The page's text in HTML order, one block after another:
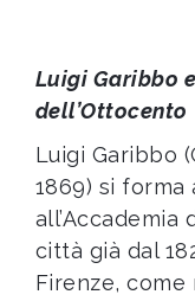
Luigi Garibbo
dell’Ottocento
Luigi Garibbo
1869) si forma
all’Accademia
città già dal
Firenze,